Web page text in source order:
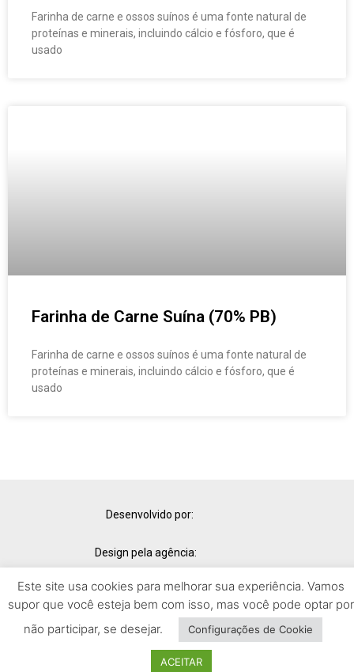
Farinha de carne e ossos suínos é uma fonte natural de
proteínas e minerais, incluindo cálcio e fósforo, que é
usado
Farinha de Carne Suína (70% PB)
Farinha de carne e ossos suínos é uma fonte natural de
proteínas e minerais, incluindo cálcio e fósforo, que é
usado
Desenvolvido por:
Design pela agência:
© Copyright 2025 – Todos os direitos reservados.
Este site usa cookies para melhorar sua experiência. Vamos
supor que você esteja bem com isso, mas você pode optar por
não participar, se desejar.
Configurações de Cookie
ACEITAR